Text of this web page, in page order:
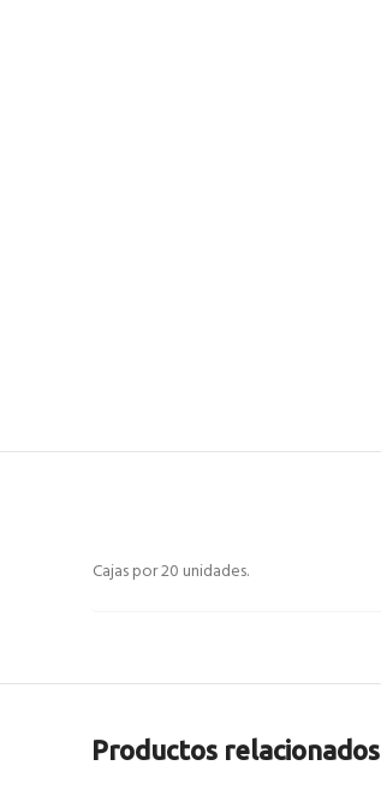
Cajas por 20 unidades.
Productos relacionados